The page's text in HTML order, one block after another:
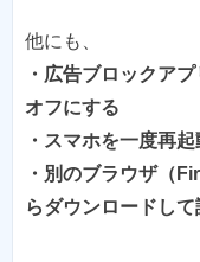
・広告ブロックア
オフにする
・スマホを一度再
・別のブラウザ（
らダウンロードして